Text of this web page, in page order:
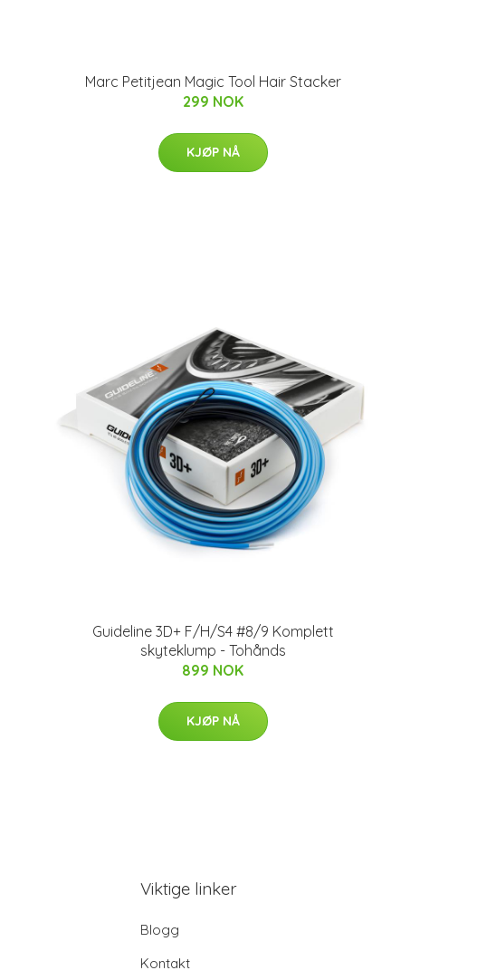
Marc Petitjean Magic Tool Hair Stacker
299 NOK
KJØP NÅ
Guideline 3D+ F/H/S4 #8/9 Komplett
skyteklump - Tohånds
899 NOK
KJØP NÅ
Viktige linker
Blogg
Kontakt